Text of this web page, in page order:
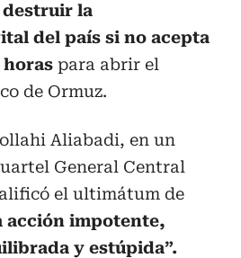
destruir la
del país si no acepta
horas para abrir el
de Ormuz.
Aliabadi, en un
General Central
el ultimátum de
acción impotente,
y estúpida”.